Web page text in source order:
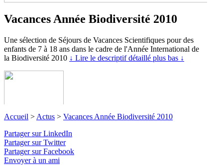
Vacances Année Biodiversité 2010
Une sélection de Séjours de Vacances Scientifiques pour des
enfants de 7 à 18 ans dans le cadre de l'Année International de
la Biodiversité 2010 ↓ Lire le descriptif détaillé plus bas ↓
Accueil > Actus > Vacances Année Biodiversité 2010
Partager sur LinkedIn
Partager sur Twitter
Partager sur Facebook
Envoyer à un ami